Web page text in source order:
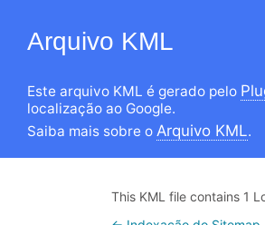
Arquivo KML
Este arquivo KML é gerado pelo
localização ao Google.
Saiba mais sobre o Arquivo KML.
This KML file contains 1